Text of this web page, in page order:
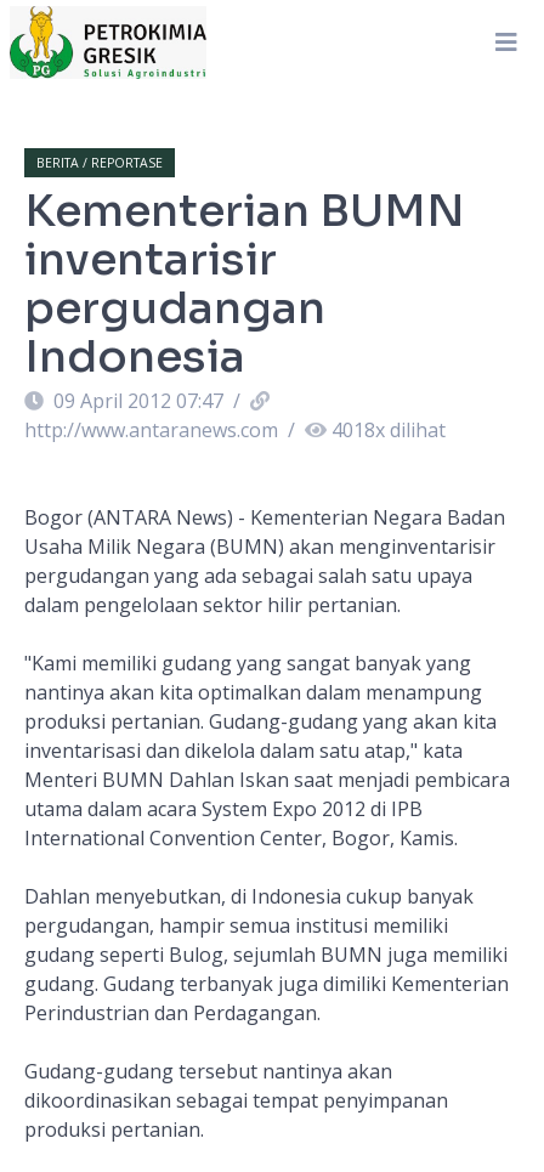
BERITA / REPORTASE
Kementerian BUMN
inventarisir
pergudangan
Indonesia
09 April 2012 07:47 /
http://www.antaranews.com / 4018x dilihat
Bogor (ANTARA News) - Kementerian Negara Badan
Usaha Milik Negara (BUMN) akan menginventarisir
pergudangan yang ada sebagai salah satu upaya
dalam pengelolaan sektor hilir pertanian.
"Kami memiliki gudang yang sangat banyak yang
nantinya akan kita optimalkan dalam menampung
produksi pertanian. Gudang-gudang yang akan kita
inventarisasi dan dikelola dalam satu atap," kata
Menteri BUMN Dahlan Iskan saat menjadi pembicara
utama dalam acara System Expo 2012 di IPB
International Convention Center, Bogor, Kamis.
Dahlan menyebutkan, di Indonesia cukup banyak
pergudangan, hampir semua institusi memiliki
gudang seperti Bulog, sejumlah BUMN juga memiliki
gudang. Gudang terbanyak juga dimiliki Kementerian
Perindustrian dan Perdagangan.
Gudang-gudang tersebut nantinya akan
dikoordinasikan sebagai tempat penyimpanan
produksi pertanian.